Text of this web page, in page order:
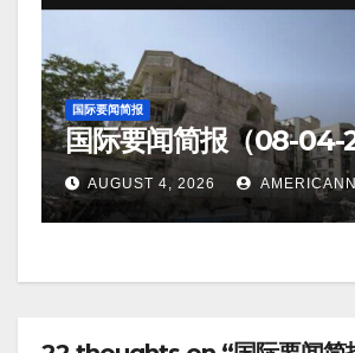
国际要闻简报
国际要闻简报（08-04-
AUGUST 4, 2026